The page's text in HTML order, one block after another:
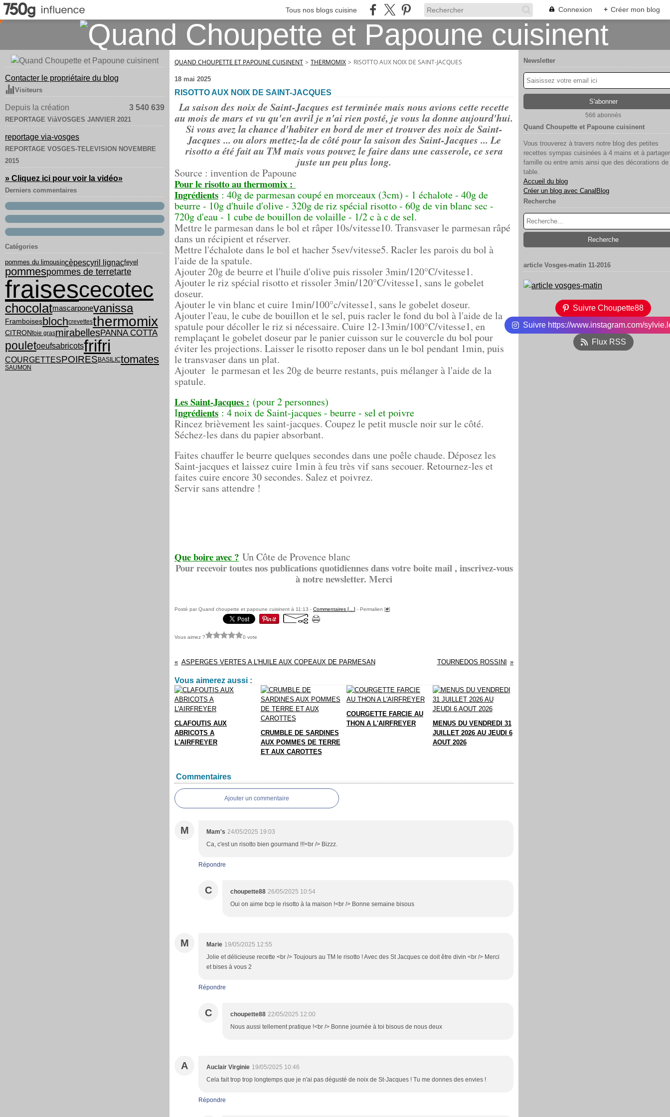
Tous nos blogs cuisine Connexion + Créer mon blog
Contacter le propriétaire du blog
Visiteurs
Depuis la création 3 540 639
REPORTAGE ViàVOSGES JANVIER 2021
reportage via-vosges
REPORTAGE VOSGES-TELEVISION NOVEMBRE
2015
» Cliquez ici pour voir la vidéo»
Derniers commentaires
Catégories
pommes du limousincèpescyril lignacfeyel
pommespommes de terretarte
fraisescecotec
chocolatmascarponevanissa
Framboisesblochcrevettesthermomix
CITRONfoie grasmirabellesPANNA COTTA
pouletoeufsabricotsfrifri
COURGETTESPOIRESBASILICtomates
SAUMON
QUAND CHOUPETTE ET PAPOUNE CUISINENT > THERMOMIX > RISOTTO AUX NOIX DE SAINT-JACQUES
18 mai 2025
RISOTTO AUX NOIX DE SAINT-JACQUES
La saison des noix de Saint-Jacques est terminée mais nous avions cette recette
au mois de mars et vu qu'en avril je n'ai rien posté, je vous la donne aujourd'hui.
Si vous avez la chance d'habiter en bord de mer et trouver des noix de Saint-
Jacques ... ou alors mettez-la de côté pour la saison des Saint-Jacques ... Le
risotto a été fait au TM mais vous pouvez le faire dans une casserole, ce sera
juste un peu plus long.
Source : invention de Papoune
Pour le risotto au thermomix :
Ingrédients : 40g de parmesan coupé en morceaux (3cm) - 1 échalote - 40g de
beurre - 10g d'huile d'olive - 320g de riz spécial risotto - 60g de vin blanc sec -
720g d'eau - 1 cube de bouillon de volaille - 1/2 c à c de sel.
Mettre le parmesan dans le bol et râper 10s/vitesse10. Transvaser le parmesan râpé
dans un récipient et réserver.
Mettre l'échalote dans le bol et hacher 5sev/vitesse5. Racler les parois du bol à
l'aide de la spatule.
Ajouter 20g de beurre et l'huile d'olive puis rissoler 3min/120°C/vitesse1.
Ajouter le riz spécial risotto et rissoler 3min/120°C/vitesse1, sans le gobelet
doseur.
Ajouter le vin blanc et cuire 1min/100°c/vitesse1, sans le gobelet doseur.
Ajouter l'eau, le cube de bouillon et le sel, puis racler le fond du bol à l'aide de la
spatule pour décoller le riz si nécessaire. Cuire 12-13min/100°C/vitesse1, en
remplaçant le gobelet doseur par le panier cuisson sur le couvercle du bol pour
éviter les projections. Laisser le risotto reposer dans un le bol pendant 1min, puis
le transvaser dans un plat.
Ajouter le parmesan et les 20g de beurre restants, puis mélanger à l'aide de la
spatule.
Les Saint-Jacques : (pour 2 personnes)
Ingrédients : 4 noix de Saint-jacques - beurre - sel et poivre
Rincez brièvement les saint-jacques. Coupez le petit muscle noir sur le côté.
Séchez-les dans du papier absorbant.
Faites chauffer le beurre quelques secondes dans une poêle chaude. Déposez les
Saint-jacques et laissez cuire 1min à feu très vif sans secouer. Retournez-les et
faites cuire encore 30 secondes. Salez et poivrez.
Servir sans attendre !
Que boire avec ? Un Côte de Provence blanc
Pour recevoir toutes nos publications quotidiennes dans votre boite mail , inscrivez-vous
à notre newsletter. Merci
Posté par Quand choupette et papoune cuisinent à 11:13 - Commentaires [ ] - Permalien [#]
Vous aimez ? 0 vote
ASPERGES VERTES A L'HUILE AUX COPEAUX DE PARMESAN TOURNEDOS ROSSINI
Vous aimerez aussi :
CLAFOUTIS AUX
ABRICOTS A
L'AIRFREYER
CRUMBLE DE SARDINES
AUX POMMES DE TERRE
ET AUX CAROTTES
COURGETTE FARCIE AU
THON A L'AIRFREYER
MENUS DU VENDREDI 31
JUILLET 2026 AU JEUDI 6
AOUT 2026
Commentaires
Ajouter un commentaire
M Mam's 24/05/2025 19:03
Ca, c'est un risotto bien gourmand !!!<br /> Bizzz.
Répondre
C choupette88 26/05/2025 10:54
Oui on aime bcp le risotto à la maison !<br /> Bonne semaine bisous
M Marie 19/05/2025 12:55
Jolie et délicieuse recette <br /> Toujours au TM le risotto ! Avec des St Jacques ce doit être divin <br /> Merci
et bises à vous 2
Répondre
C choupette88 22/05/2025 12:00
Nous aussi tellement pratique !<br /> Bonne journée à toi bisous de nous deux
A Auclair Virginie 19/05/2025 10:46
Cela fait trop trop longtemps que je n'ai pas dégusté de noix de St-Jacques ! Tu me donnes des envies !
Répondre
Newsletter
566 abonnés
Quand Choupette et Papoune cuisinent
Vous trouverez à travers notre blog des petites
recettes sympas cuisinées à 4 mains et à
famille ou entre amis ainsi que des décorations de
table.
Accueil du blog
Créer un blog avec CanalBlog
Recherche
article Vosges-matin 11-2016
Suivre Choupette88
Suivre https://www.instagram.com/
Flux RSS